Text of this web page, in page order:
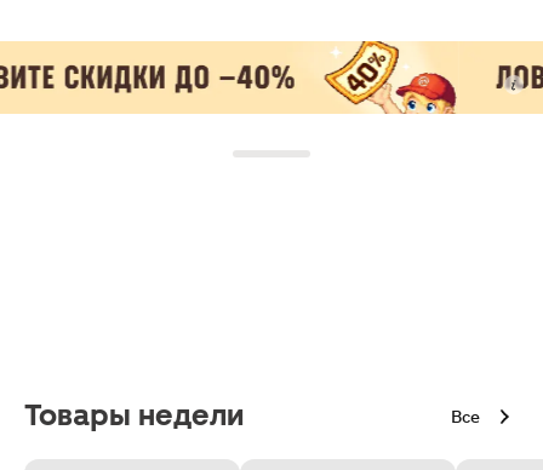
Товары недели Все